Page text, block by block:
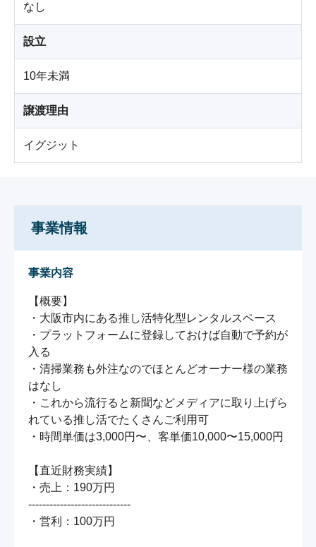
なし
設立
10年未満
譲渡理由
イグジット
事業情報
事業内容
【概要】
・大阪市内にある推し活特化型レンタルスペース
・プラットフォームに登録しておけば自動で予約が
入る
・清掃業務も外注なのでほとんどオーナー様の業務
はなし
・これから流行ると新聞などメディアに取り上げら
れている推し活でたくさんご利用可
・時間単価は3,000円〜、客単価10,000〜15,000円
【直近財務実績】
・売上：190万円
-----------------------------
・営利：100万円